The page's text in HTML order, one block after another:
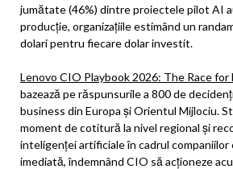
jumătate (46%) dintre proiectele pilot AI
producție, organizațiile estimând un
dolari pentru fiecare dolar investit.
Lenovo CIO Playbook 2026: The Race for
bazează pe răspunsurile a 800 de
business din Europa și Orientul Mijlociu.
moment de cotitură la nivel regional și
inteligenței artificiale în cadrul companiilor
imediată, îndemnând CIO să acționeze